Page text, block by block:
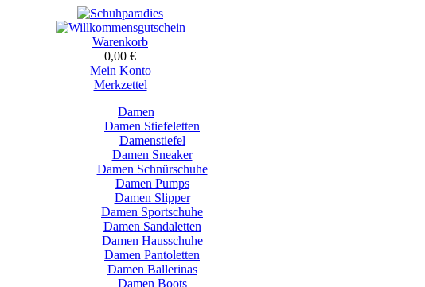
Warenkorb
0,00 €
Mein Konto
Merkzettel
Damen
Damen Stiefeletten
Damenstiefel
Damen Sneaker
Damen Schnürschuhe
Damen Pumps
Damen Slipper
Damen Sportschuhe
Damen Sandaletten
Damen Hausschuhe
Damen Pantoletten
Damen Ballerinas
Damen Boots